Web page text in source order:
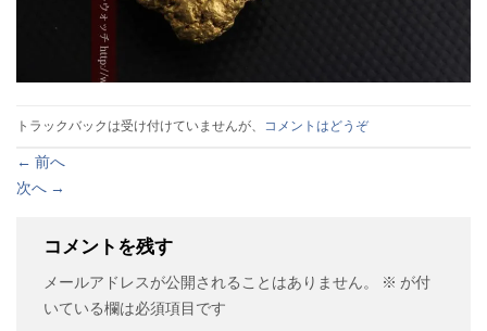
トラックバックは受け付けていませんが、 コメントはどうぞ
← 前へ
次へ →
コメントを残す
メールアドレスが公開されることはありません。 ※ が付
いている欄は必須項目です